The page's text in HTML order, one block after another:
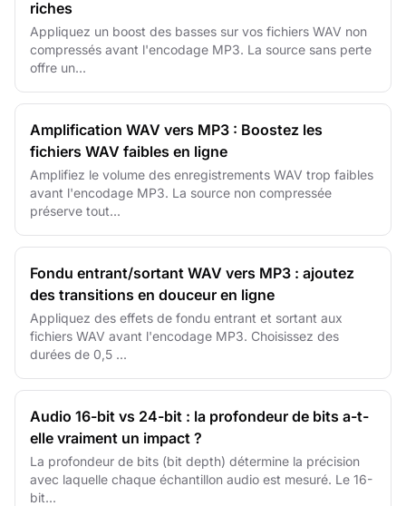
riches
Appliquez un boost des basses sur vos fichiers WAV non
compressés avant l'encodage MP3. La source sans perte
offre un...
Amplification WAV vers MP3 : Boostez les
fichiers WAV faibles en ligne
Amplifiez le volume des enregistrements WAV trop faibles
avant l'encodage MP3. La source non compressée
préserve tout...
Fondu entrant/sortant WAV vers MP3 : ajoutez
des transitions en douceur en ligne
Appliquez des effets de fondu entrant et sortant aux
fichiers WAV avant l'encodage MP3. Choisissez des
durées de 0,5 ...
Audio 16-bit vs 24-bit : la profondeur de bits a-t-
elle vraiment un impact ?
La profondeur de bits (bit depth) détermine la précision
avec laquelle chaque échantillon audio est mesuré. Le 16-
bit...